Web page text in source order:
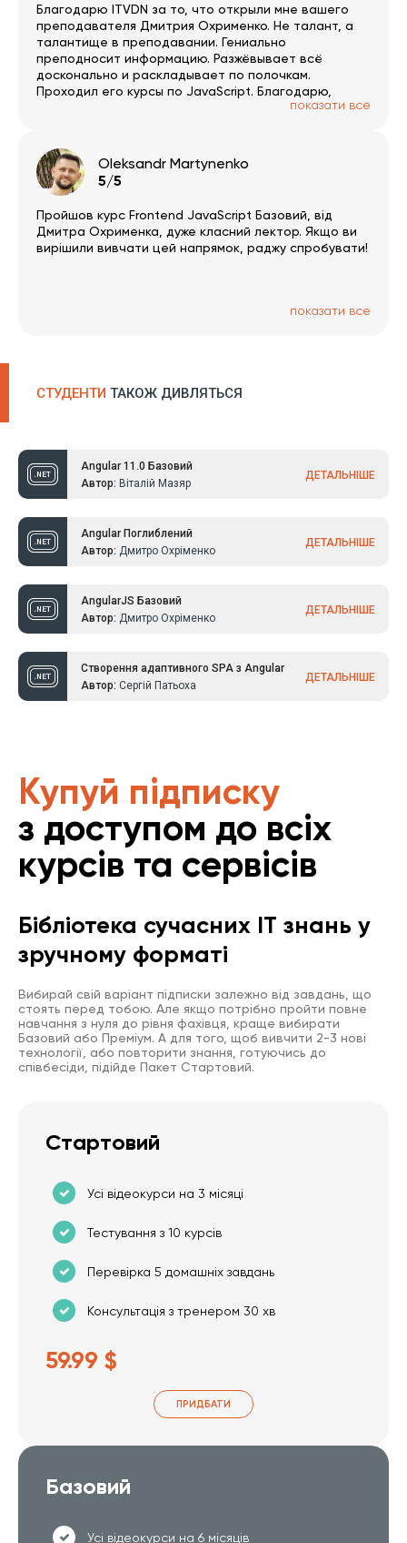
Благодарю ITVDN за то, что открыли мне вашего
преподавателя Дмитрия Охрименко. Не талант, а
талантище в преподавании. Гениально
преподносит информацию. Разжёвывает всё
досконально и раскладывает по полочкам.
Проходил его курсы по JavaScript. Благодарю,
показати все
Oleksandr Martynenko
5/5
Пройшов курс Frontend JavaScript Базовий, від
Дмитра Охрименка, дуже класний лектор. Якщо ви
вирішили вивчати цей напрямок, раджу спробувати!
показати все
СТУДЕНТИ ТАКОЖ ДИВЛЯТЬСЯ
Angular 11.0 Базовий
Автор: Віталій Мазяр
ДЕТАЛЬНІШЕ
Angular Поглиблений
Автор: Дмитро Охріменко
ДЕТАЛЬНІШЕ
AngularJS Базовий
Автор: Дмитро Охріменко
ДЕТАЛЬНІШЕ
Створення адаптивного SPA з Angular
Автор: Сергій Патьоха
ДЕТАЛЬНІШЕ
Купуй підписку
з доступом до всіх
курсів та сервісів
Бібліотека сучасних IT знань у
зручному форматі
Вибирай свій варіант підписки залежно від завдань, що
стоять перед тобою. Але якщо потрібно пройти повне
навчання з нуля до рівня фахівця, краще вибирати
Базовий або Преміум. А для того, щоб вивчити 2-3 нові
технології, або повторити знання, готуючись до
співбесіди, підійде Пакет Стартовий.
Стартовий
Усі відеокурси на 3 місяці
Тестування з 10 курсів
Перевірка 5 домашніх завдань
Консультація з тренером 30 хв
59.99 $
ПРИДБАТИ
Базовий
Усі відеокурси на 6 місяців